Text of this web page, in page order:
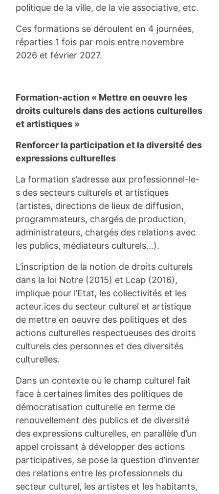
politique de la ville, de la vie associative, etc.
Ces formations se déroulent en 4 journées,
réparties 1 fois par mois entre novembre
2026 et février 2027.
Formation-action « Mettre en oeuvre les
droits culturels dans des actions culturelles
et artistiques »
Renforcer la participation et la diversité des
expressions culturelles
La formation s’adresse aux professionnel-le-
s des secteurs culturels et artistiques
(artistes, directions de lieux de diffusion,
programmateurs, chargés de production,
administrateurs, chargés des relations avec
les publics, médiateurs culturels…).
L’inscription de la notion de droits culturels
dans la loi Notre (2015) et Lcap (2016),
implique pour l’Etat, les collectivités et les
acteur.ices du secteur culturel et artistique
de mettre en oeuvre des politiques et des
actions culturelles respectueuses des droits
culturels des personnes et des diversités
culturelles.
Dans un contexte où le champ culturel fait
face à certaines limites des politiques de
démocratisation culturelle en terme de
renouvellement des publics et de diversité
des expressions culturelles, en parallèle d’un
appel croissant à développer des actions
participatives, se pose la question d’inventer
des relations entre les professionnels du
secteur culturel, les artistes et les habitants,